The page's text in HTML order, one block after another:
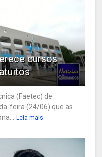
cursos
(Faetec) de
feira (24/06) que as
Leia mais